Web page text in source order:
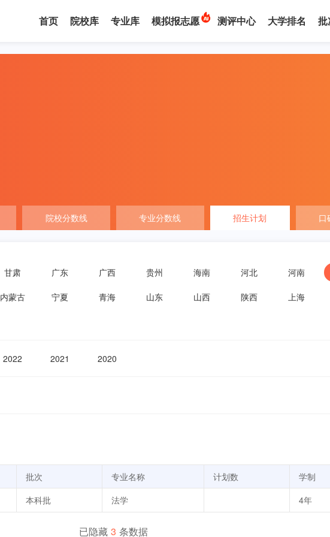
首页 院校库 专业库 模拟报志愿 测评中心 大学排名 批
院校分数线 专业分数线 招生计划 口
甘肃 广东 广西 贵州 海南 河北 河南
内蒙古 宁夏 青海 山东 山西 陕西 上海
2022 2021 2020
批次 专业名称 计划数 学制
本科批 法学 4年
已隐藏 3 条数据